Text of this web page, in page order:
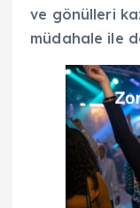
ve gönülleri
müdahale ile